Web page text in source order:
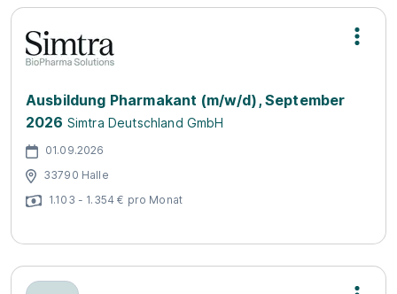
Ausbildung Pharmakant (m/w/d), September
2026 Simtra Deutschland GmbH
01.09.2026
33790 Halle
1.103 - 1.354 € pro Monat